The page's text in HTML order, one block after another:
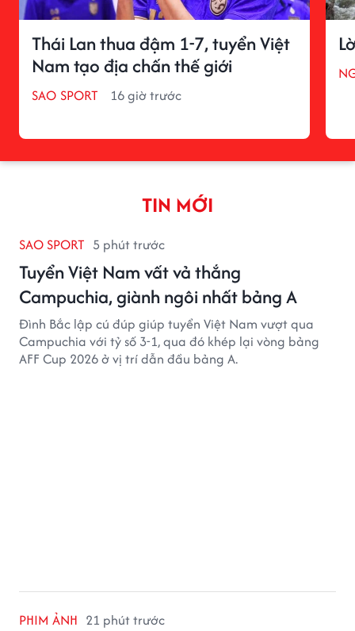
Thái Lan thua đậm 1-7, tuyển Việt
Nam tạo địa chấn thế giới
SAO SPORT 16 giờ trước
TIN MỚI
SAO SPORT 5 phút trước
Tuyển Việt Nam vất vả thắng
Campuchia, giành ngôi nhất bảng A
Đình Bắc lập cú đúp giúp tuyển Việt Nam vượt qua
Campuchia với tỷ số 3-1, qua đó khép lại vòng bảng
AFF Cup 2026 ở vị trí dẫn đầu bảng A.
PHIM ẢNH 21 phút trước